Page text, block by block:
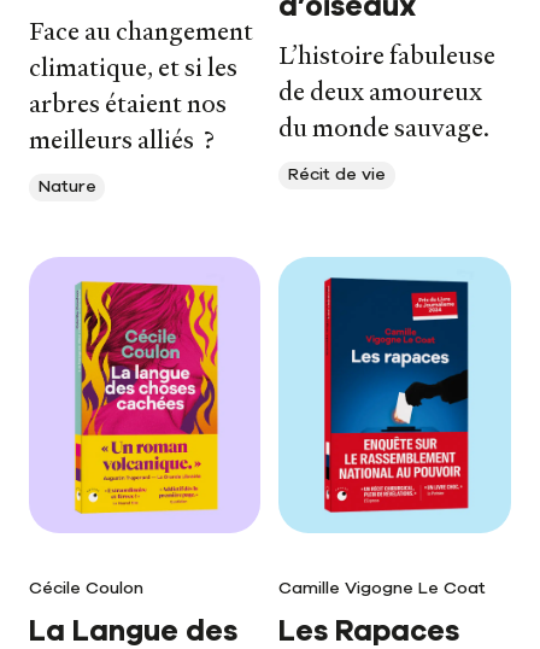
Face au changement
climatique, et si les
arbres étaient nos
meilleurs alliés ?
Nature
d’oiseaux
L’histoire fabuleuse
de deux amoureux
du monde sauvage.
Récit de vie
Cécile Coulon
La Langue des
Camille Vigogne Le Coat
Les Rapaces